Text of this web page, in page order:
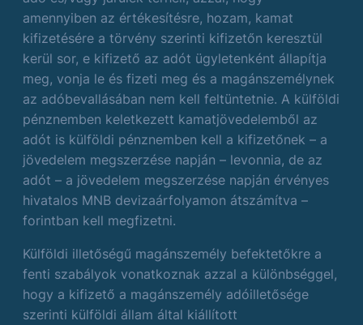
amennyiben az értékesítésre, hozam, kamat
kifizetésére a törvény szerinti kifizetőn keresztül
kerül sor, e kifizető az adót ügyletenként állapítja
meg, vonja le és fizeti meg és a magánszemélynek
az adóbevallásában nem kell feltüntetnie. A külföldi
pénznemben keletkezett kamatjövedelemből az
adót is külföldi pénznemben kell a kifizetőnek – a
jövedelem megszerzése napján – levonnia, de az
adót – a jövedelem megszerzése napján érvényes
hivatalos MNB devizaárfolyamon átszámítva –
forintban kell megfizetni.
Külföldi illetőségű magánszemély befektetőkre a
fenti szabályok vonatkoznak azzal a különbséggel,
hogy a kifizető a magánszemély adóilletősége
szerinti külföldi állam által kiállított